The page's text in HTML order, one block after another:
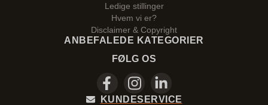
Ledige stillinger
Hvem vi er?
Disclaimer & Copyright
ANBEFALEDE KATEGORIER
FØLG OS
KUNDESERVICE